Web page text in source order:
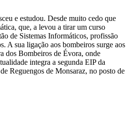
e estudou. Desde muito cedo que
que, a levou a tirar um curso
de Sistemas Informáticos, profissão
A sua ligação aos bombeiros surge aos
dos Bombeiros de Évora, onde
integra a segunda EIP da
Reguengos de Monsaraz, no posto de